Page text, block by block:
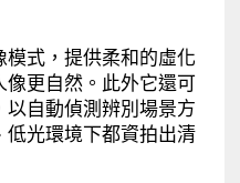
式，提供柔和的虛化
更自然。此外它還可
自動偵測辨別場景方
光環境下都資拍出清